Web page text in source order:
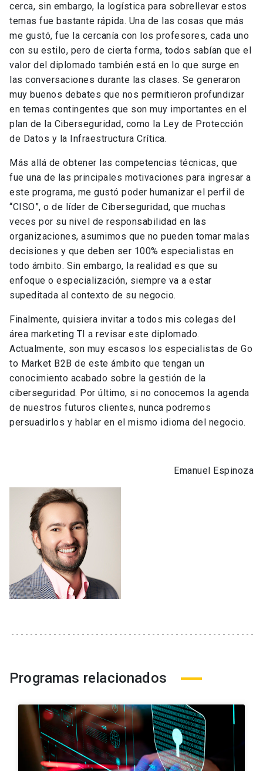
cerca, sin embargo, la logística para sobrellevar estos
temas fue bastante rápida. Una de las cosas que más
me gustó, fue la cercanía con los profesores, cada uno
con su estilo, pero de cierta forma, todos sabían que el
valor del diplomado también está en lo que surge en
las conversaciones durante las clases. Se generaron
muy buenos debates que nos permitieron profundizar
en temas contingentes que son muy importantes en el
plan de la Ciberseguridad, como la Ley de Protección
de Datos y la Infraestructura Crítica.
Más allá de obtener las competencias técnicas, que
fue una de las principales motivaciones para ingresar a
este programa, me gustó poder humanizar el perfil de
“CISO”, o de líder de Ciberseguridad, que muchas
veces por su nivel de responsabilidad en las
organizaciones, asumimos que no pueden tomar malas
decisiones y que deben ser 100% especialistas en
todo ámbito. Sin embargo, la realidad es que su
enfoque o especialización, siempre va a estar
supeditada al contexto de su negocio.
Finalmente, quisiera invitar a todos mis colegas del
área marketing TI a revisar este diplomado.
Actualmente, son muy escasos los especialistas de Go
to Market B2B de este ámbito que tengan un
conocimiento acabado sobre la gestión de la
ciberseguridad. Por último, si no conocemos la agenda
de nuestros futuros clientes, nunca podremos
persuadirlos y hablar en el mismo idioma del negocio.
Emanuel Espinoza
Programas relacionados